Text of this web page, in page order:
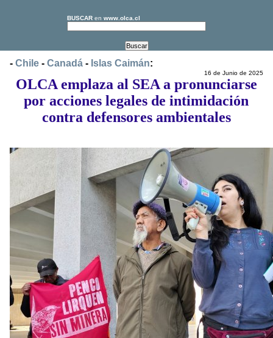
BUSCAR en www.olca.cl
- Chile - Canadá - Islas Caimán:
16 de Junio de 2025
OLCA emplaza al SEA a pronunciarse
por acciones legales de intimidación
contra defensores ambientales